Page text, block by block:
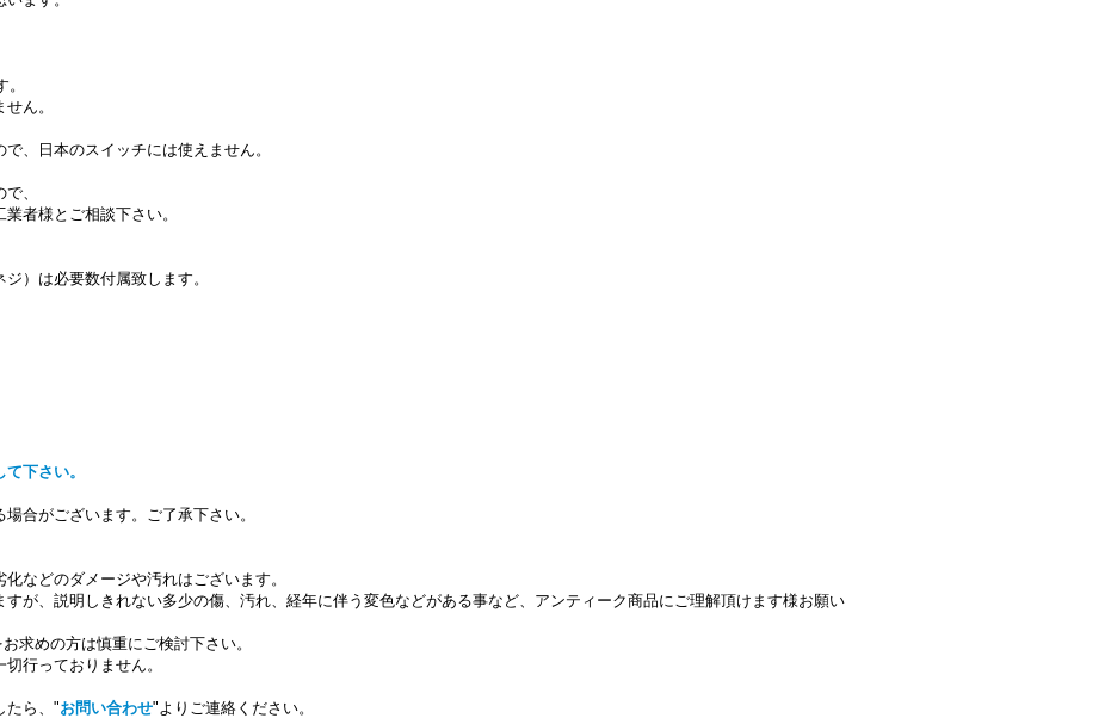
ん。
、日本のスイッチには使えません。
、
者様とご相談下さい。
）は必要数付属致します。
下さい。
合がございます。ご了承下さい。
などのダメージや汚れはございます。
すが、説明しきれない多少の傷、汚れ、経年に伴う変色などがある事など、アンティーク商品にご理解頂けます様お願い
求めの方は慎重にご検討下さい。
行っておりません。
たら、"お問い合わせ"よりご連絡ください。